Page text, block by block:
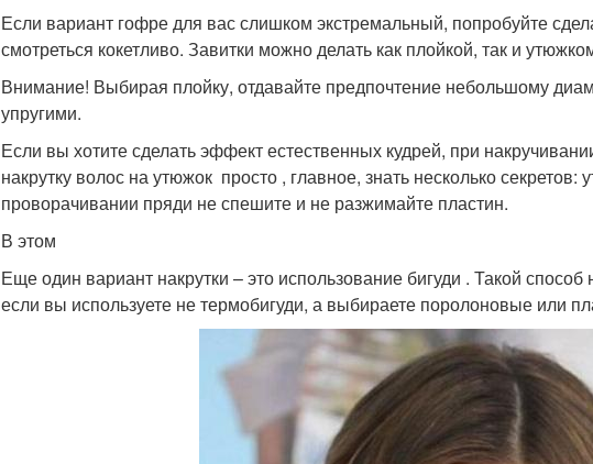
Если вариант гофре для вас слишком экстремальный, попробуйте
смотреться кокетливо. Завитки можно делать как плойкой, так и
Внимание! Выбирая плойку, отдавайте предпочтение небольшому
упругими.
Если вы хотите сделать эффект естественных кудрей, при
накрутку волос на утюжок просто , главное, знать несколько
проворачивании пряди не спешите и не разжимайте пластин.
В этом
Еще один вариант накрутки – это использование бигуди . Такой
если вы используете не термобигуди, а выбираете поролоновые или